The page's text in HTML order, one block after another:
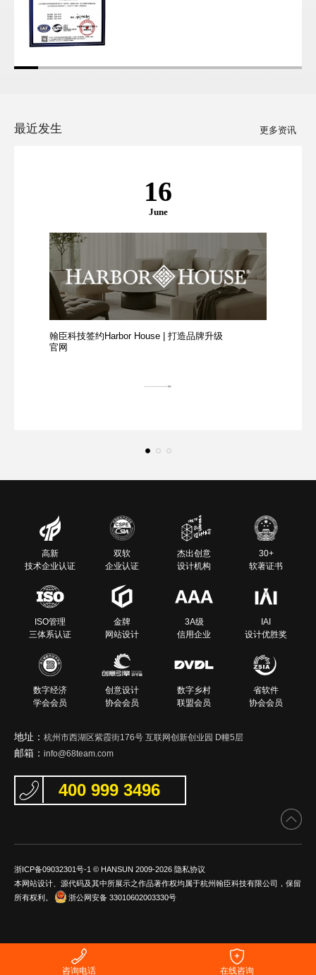
最近发生 更多资讯
16
June
翰臣科技签约Harbor House | 打造品牌升级
官网
高新
技术企业认证
双软
企业认证
杰出创意
设计机构
30+
软著证书
ISO管理
三体系认证
金牌
网站设计
3A级
信用企业
IAI
设计优胜奖
数字经济
学会会员
创意设计
协会会员
数字乡村
联盟会员
省软件
协会会员
地址： 杭州市西湖区紫霞街176号 互联网创新创业园 D幢5层
邮箱： info@68team.com
400 999 3496
浙ICP备09032301号-1 © HANSUN 2009-2026 隐私协议
本网站设计、源代码及其中所展示之作品著作权均属于杭州翰臣科技有限公司，保留
所有权利。
浙公网安备 33010602003330号
咨询电话 在线咨询